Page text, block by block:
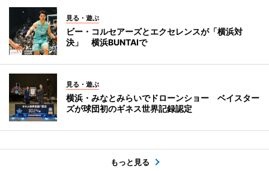
見る・遊ぶ
ビー・コルセアーズとエクセレンスが「横浜対
決」 横浜BUNTAIで
見る・遊ぶ
横浜・みなとみらいでドローンショー ベイスター
ズが球団初のギネス世界記録認定
もっと見る